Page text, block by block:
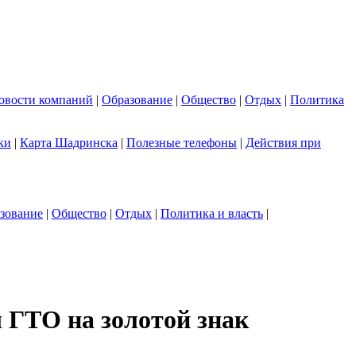
компаний | Образование | Общество | Отдых | Политика
| Карта Шадринска | Полезные телефоны | Действия при
| Общество | Отдых | Политика и власть |
на золотой знак